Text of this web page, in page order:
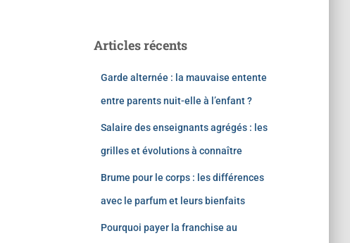
Articles récents
Garde alternée : la mauvaise entente
entre parents nuit-elle à l’enfant ?
Salaire des enseignants agrégés : les
grilles et évolutions à connaître
Brume pour le corps : les différences
avec le parfum et leurs bienfaits
Pourquoi payer la franchise au